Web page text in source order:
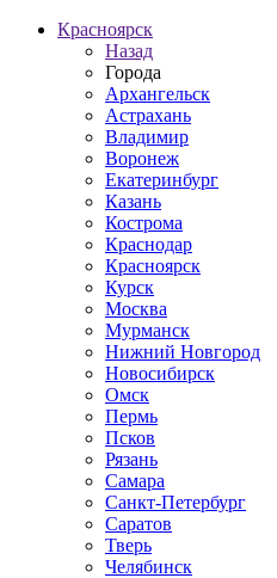
Красноярск
Назад
Города
Архангельск
Астрахань
Владимир
Воронеж
Екатеринбург
Казань
Кострома
Краснодар
Красноярск
Курск
Москва
Мурманск
Нижний Новгород
Новосибирск
Омск
Пермь
Псков
Рязань
Самара
Санкт-Петербург
Саратов
Тверь
Челябинск